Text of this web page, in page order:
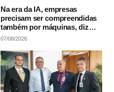
Na era da IA, empresas
precisam ser compreendidas
também por máquinas, diz
LAQI
07/08/2026